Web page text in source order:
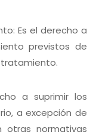
Es el derecho a
previstos de
a suprimir los
a excepción de
otras normativas